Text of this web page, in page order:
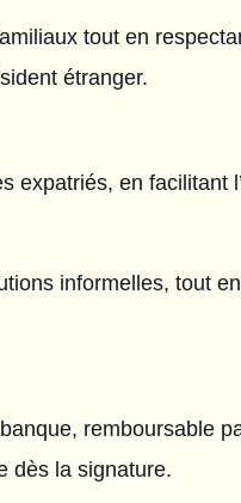
tout en
étranger.
expatriés, en facilitant
informelles, tout
remboursable
dès la signature.